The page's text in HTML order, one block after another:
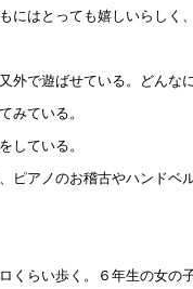
にはとっても嬉しいらしく
外で遊ばせている。どんな
みている。
している。
ピアノのお稽古やハンドベ
くらい歩く。６年生の女の